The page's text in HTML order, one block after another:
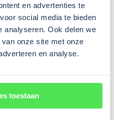
en advertenties te
social media te bieden
analyseren. Ook delen we
onze site met onze
en analyse.
toestaan
Deze verwerken we
deze privacyverklaring.
de content die andere
plaatsen of hoe zij
of opmerkingen heeft,
op nummer 085 487 4660.